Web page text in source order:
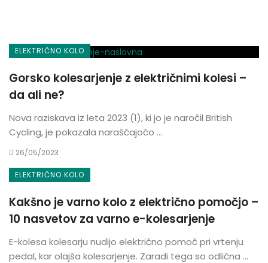
ELEKTRIČNO KOLO
Gorsko kolesarjenje z električnimi kolesi –
da ali ne?
Nova raziskava iz leta 2023 (1), ki jo je naročil British
Cycling, je pokazala naraščajočo ...
26/05/2023
ELEKTRIČNO KOLO
Kakšno je varno kolo z električno pomočjo –
10 nasvetov za varno e-kolesarjenje
E-kolesa kolesarju nudijo električno pomoč pri vrtenju
pedal, kar olajša kolesarjenje. Zaradi tega so odlična ...